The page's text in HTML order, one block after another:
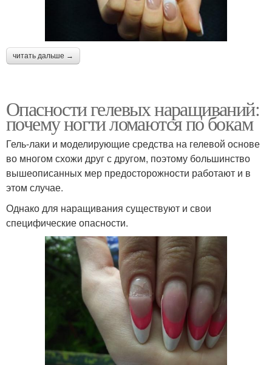
читать дальше →
Опасности гелевых наращиваний:
почему ногти ломаются по бокам
Гель-лаки и моделирующие средства на гелевой основе
во многом схожи друг с другом, поэтому большинство
вышеописанных мер предосторожности работают и в
этом случае.
Однако для наращивания существуют и свои
специфические опасности.